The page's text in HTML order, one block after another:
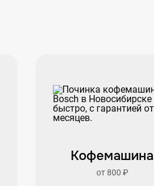
Кофемашина
от 800 ₽